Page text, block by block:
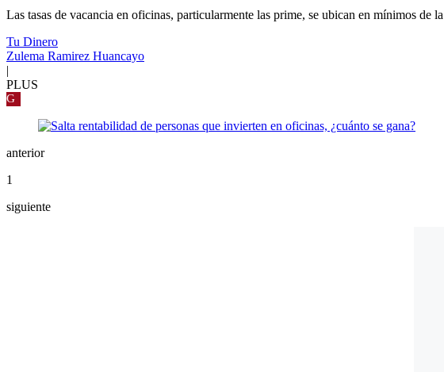
Las tasas de vacancia en oficinas, particularmente las prime, se ubican en mínimos de
Tu Dinero
Zulema Ramirez Huancayo
PLUS
G
anterior
1
siguiente